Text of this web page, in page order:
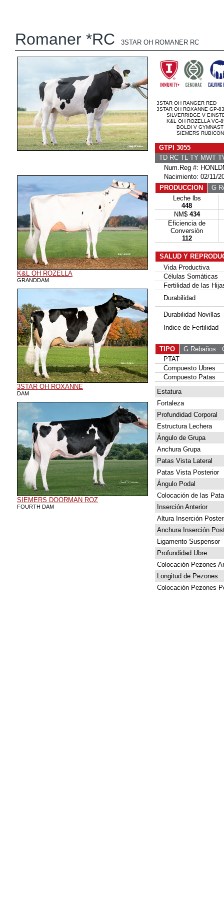
Romaner *RC 3STAR OH ROMANER RC
K&L OH ROZELLA
GRANDDAM
3STAR OH ROXANNE
DAM
SIEMERS DOORMAN ROZ
FOURTH DAM
3STAR OH RANGER RED
3STAR OH ROXANNE GP-
SILVERRIDGE V
K&L OH ROZELLA VG-
BOLDI V GYMNAST
SIEMERS
GTPI 3055
TD RC TL TY MWT
Num.Reg #:
Nacimiento: 02/11/
PRODUCCION
G
Leche lbs
448
NM$ 434
Eficiencia de
Conversiòn
112
SALUD Y
Vida Productiva
Células Somáticas
Fertilidad de las
Durabilidad
Durabilidad Novillas
Indice de Fertilidad
TIPO G Rebaños
PTAT
Compuesto Ubres
Compuesto Patas
Estatura
Fortaleza
Profundidad Corporal
Estructura Lechera
Ángulo de Grupa
Anchura Grupa
Patas Vista Lateral
Patas Vista Posterior
Ángulo Podal
Colocación de las
Inserción Anterior
Altura Inserción
Anchura Inserción
Ligamento Suspensor
Profundidad Ubre
Colocación Pezones
Longitud de Pezones
Colocación Pezones